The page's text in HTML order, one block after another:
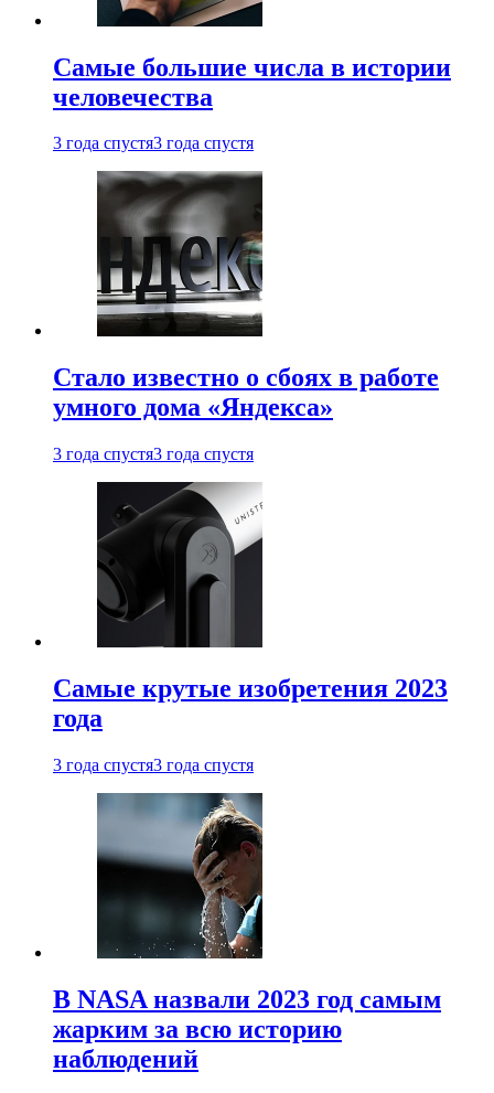
Самые большие числа в истории
человечества
3 года спустя3 года спустя
Стало известно о сбоях в работе
умного дома «Яндекса»
3 года спустя3 года спустя
Самые крутые изобретения 2023
года
3 года спустя3 года спустя
В NASA назвали 2023 год самым
жарким за всю историю
наблюдений